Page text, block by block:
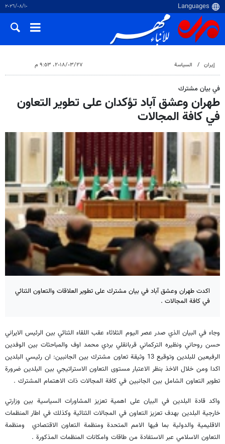
١٠‏/٠٨‏/٢٠٢٦
إيران السياسة ٢٧‏/٠٣‏/٢٠١٨، ٩:٥٣ م
في بيان مشترك
طهران وعشق آباد تؤكدان على تطوير التعاون
في كافة المجالات
اكدت طهران وعشق آباد في بيان مشترك على تطوير العلاقات والتعاون الثنائي
في كافة المجالات .
وجاء في البيان الذي صدر عصر اليوم الثلاثاء عقب اللقاء الثنائي بين الرئيس الايراني
حسن روحاني ونظيره التركماني قربانقلي بردي محمد اوف والمباحثات بين الوفدين
الرفيعين للبلدين وتوقيع 13 وثيقة تعاون مشترك بين الجانبين: ان رئيسي البلدين
اكدا ومن خلال الاخذ بنظر الاعتبار مستوى التعاون الاستراتيجي بين البلدين ضرورة
تطوير التعاون الشامل بين الجانبين في كافة المجالات ذات الاهتمام المشترك .
واكد قادة البلدين في البيان على اهمية تعزيز المشاورات السياسية بين وزارتي
خارجية البلدين بهدف تعزيز التعاون في المجالات الثنائية وكذلك في اطار المنظمات
الاقليمية والدولية بما فيها الامم المتحدة ومنظمة التعاون الاقتصادي ومنظمة
التعاون الاسلامي عبر الاستفادة من طاقات وامكانات المنظمات المذكورة .